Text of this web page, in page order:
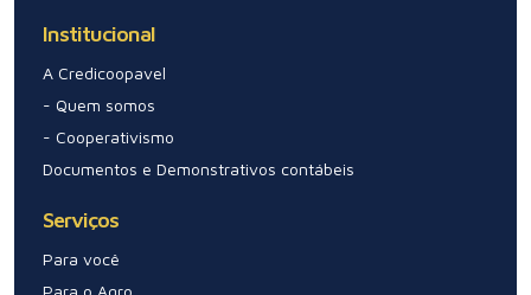
Institucional
A Credicoopavel
- Quem somos
- Cooperativismo
Documentos e Demonstrativos contábeis
Serviços
Para você